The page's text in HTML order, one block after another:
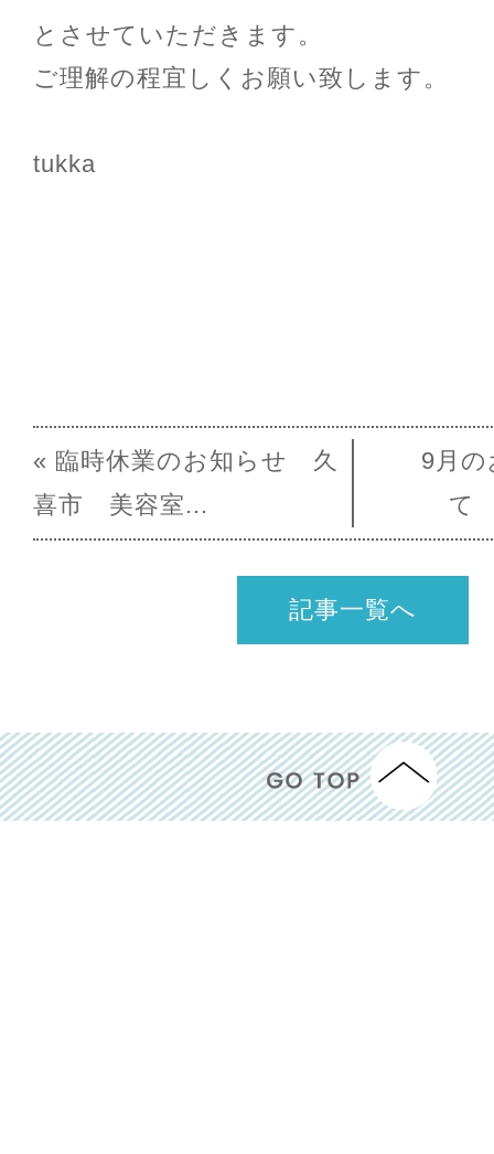
とさせていただきます。
ご理解の程宜しくお願い致します。
tukka
« 臨時休業のお知らせ 久
喜市 美容室...
9月
て
記事一覧へ